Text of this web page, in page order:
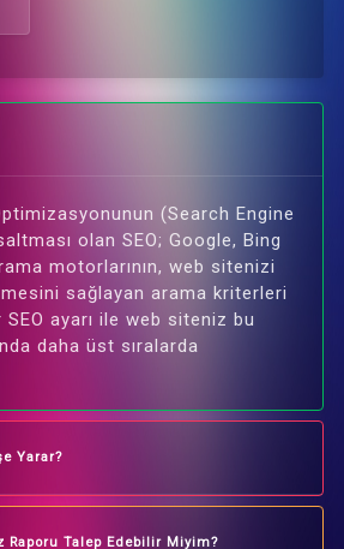
(Search Engine
olan SEO; Google, Bing
motorlarının, web sitenizi
sağlayan arama kriterleri
ayarı ile web siteniz bu
daha üst sıralarda
Yarar?
Raporu Talep Edebilir Miyim?